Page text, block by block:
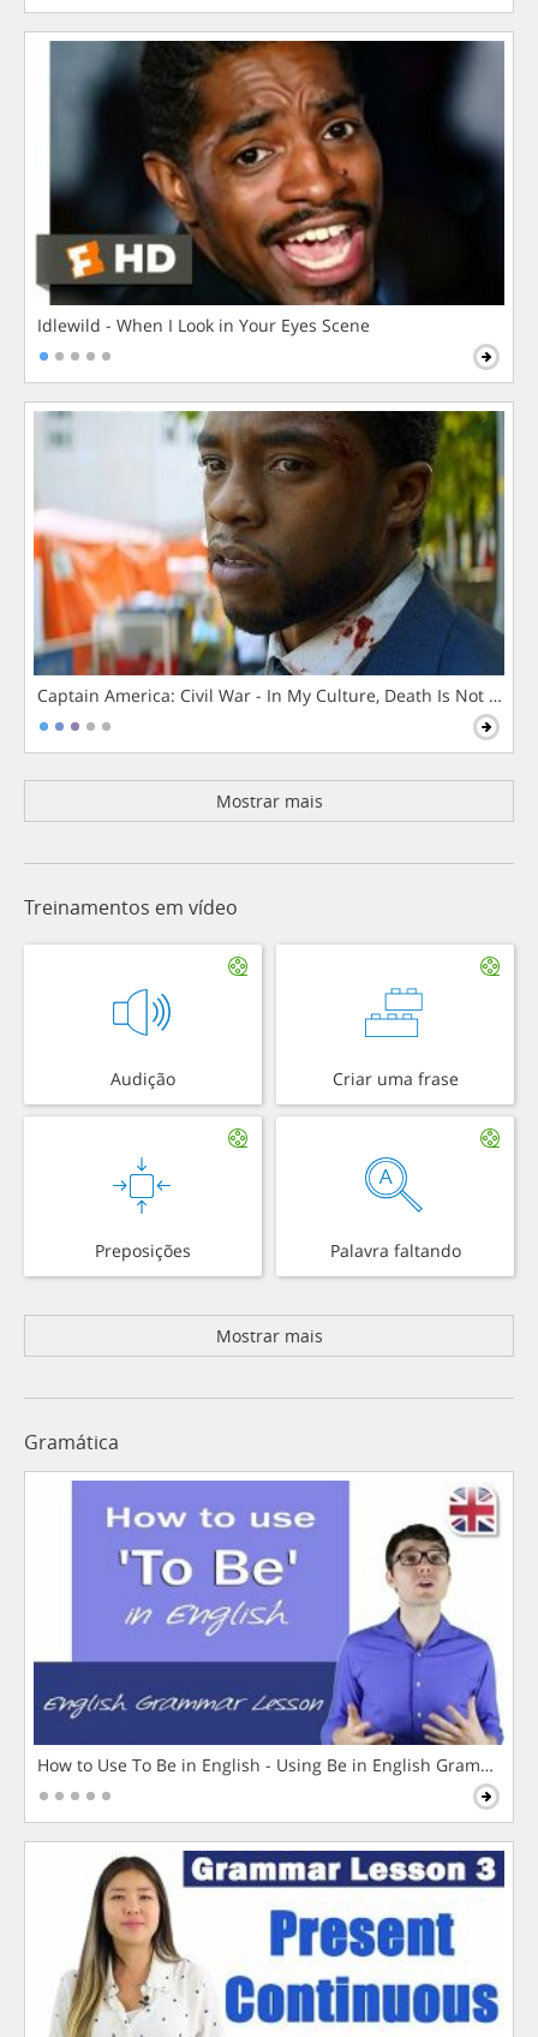
Idlewild - When I Look in Your Eyes Scene
Captain America: Civil War - In My Culture, Death Is Not The
Mostrar mais
Treinamentos em vídeo
Audição Criar uma frase
Preposições Palavra faltando
Mostrar mais
Gramática
How to Use To Be in English - Using Be in English Grammar